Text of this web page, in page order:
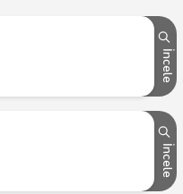
İncele
İncele